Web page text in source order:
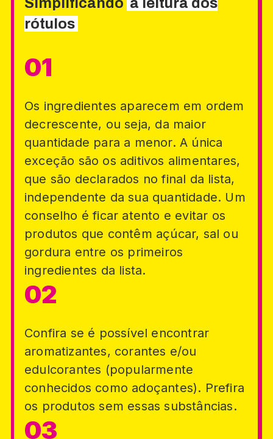
rótulos
Os ingredientes aparecem em ordem
decrescente, ou seja, da maior
quantidade para a menor. A única
exceção são os aditivos alimentares,
que são declarados no final da lista,
independente da sua quantidade. Um
conselho é ficar atento e evitar os
produtos que contêm açúcar, sal ou
gordura entre os primeiros
ingredientes da lista.
Confira se é possível encontrar
aromatizantes, corantes e/ou
edulcorantes (popularmente
conhecidos como adoçantes). Prefira
os produtos sem essas substâncias.